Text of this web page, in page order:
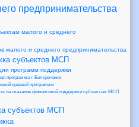
предпринимательства
малого и среднего
малого и среднего предпринимательства
субъектов МСП
программ поддержки
программа г. Белореченск
краевой программы
на оказание финансовой поддержки субъектам МСП
субъектов МСП